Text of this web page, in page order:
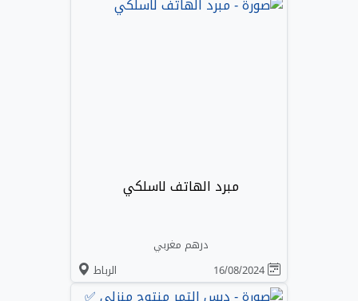
مبرد الهاتف لاسلكي
درهم مغربي
الرباط